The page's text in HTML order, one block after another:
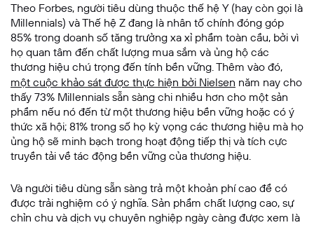
Theo Forbes, người tiêu dùng thuộc thế hệ Y (hay còn gọi là
Millennials) và Thế hệ Z đang là nhân tố chính đóng góp
85% trong doanh số tăng trưởng xa xỉ phẩm toàn cầu, bởi vì
họ quan tâm đến chất lượng mua sắm và ủng hộ các
thương hiệu chú trọng đến tính bền vững. Thêm vào đó,
một cuộc khảo sát được thực hiện bởi Nielsen năm nay cho
thấy 73% Millennials sẵn sàng chi nhiều hơn cho một sản
phẩm nếu nó đến từ một thương hiệu bền vững hoặc có ý
thức xã hội; 81% trong số họ kỳ vọng các thương hiệu mà họ
ủng hộ sẽ minh bạch trong hoạt động tiếp thị và tích cực
truyền tải về tác động bền vững của thương hiệu.
Và người tiêu dùng sẵn sàng trả một khoản phí cao để có
được trải nghiệm có ý nghĩa. Sản phẩm chất lượng cao, sự
chỉn chu và dịch vụ chuyên nghiệp ngày càng được xem là
Nội dung tin nhắn
GỬI THÔNG TIN